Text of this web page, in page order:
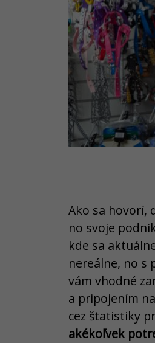
Ako sa hovorí,
no svoje
kde sa
nereálne, no s
vám vhodné
a pripojením
cez štatistiky
akékoľvek